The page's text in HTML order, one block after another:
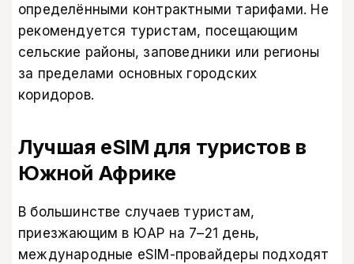
определёнными контрактными тарифами. Не
рекомендуется туристам, посещающим
сельские районы, заповедники или регионы
за пределами основных городских
коридоров.
Лучшая eSIM для туристов в
Южной Африке
В большинстве случаев туристам,
приезжающим в ЮАР на 7–21 день,
международные eSIM-провайдеры подходят